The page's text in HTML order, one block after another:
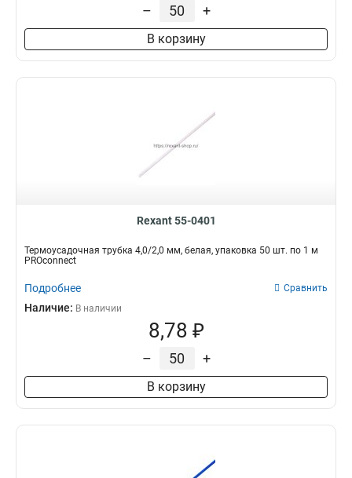
– +
В корзину
Rexant 55-0401
Термоусадочная трубка 4,0/2,0 мм, белая, упаковка 50 шт. по 1 м
PROconnect
Подробнее Сравнить
Наличие: В наличии
8,78 ₽
– +
В корзину